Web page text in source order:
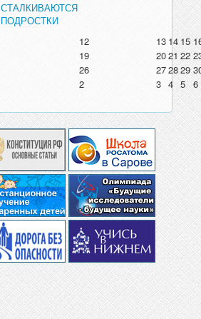
СТАЛКИВАЮТСЯ
ПОДРОСТКИ
12 13 1415
19 202122
26 272829
2 3 4 5 6